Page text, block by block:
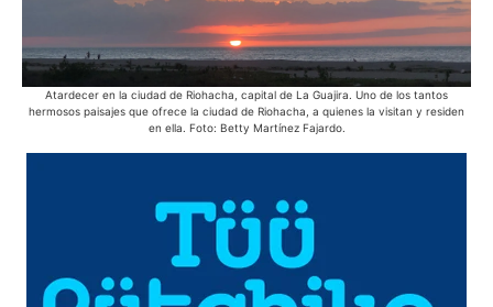
Atardecer en la ciudad de Riohacha, capital de La Guajira. Uno de los tantos
hermosos paisajes que ofrece la ciudad de Riohacha, a quienes la visitan y residen
en ella. Foto: Betty Martínez Fajardo.